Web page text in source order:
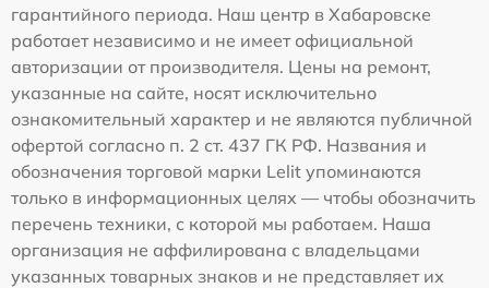
гарантийного периода. Наш центр в Хабаровске
работает независимо и не имеет официальной
авторизации от производителя. Цены на ремонт,
указанные на сайте, носят исключительно
ознакомительный характер и не являются публичной
офертой согласно п. 2 ст. 437 ГК РФ. Названия и
обозначения торговой марки Lelit упоминаются
только в информационных целях — чтобы обозначить
перечень техники, с которой мы работаем. Наша
организация не аффилирована с владельцами
указанных товарных знаков и не представляет их